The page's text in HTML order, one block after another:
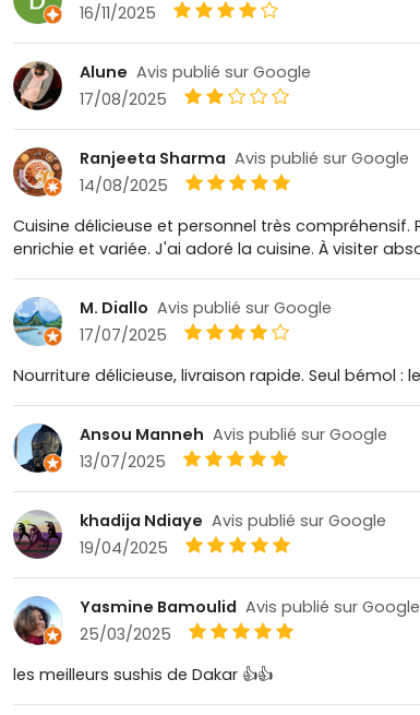
16/11/2025
Alune Avis publié sur Google
17/08/2025
Ranjeeta Sharma Avis publié sur Google
14/08/2025
Cuisine délicieuse et personnel très
enrichie et variée. J'ai adoré la cuisine. À visiter
M. Diallo Avis publié sur Google
17/07/2025
Nourriture délicieuse, livraison rapide. Seul bémol
Ansou Manneh Avis publié sur Google
13/07/2025
khadija Ndiaye Avis publié sur Google
19/04/2025
Yasmine Bamoulid Avis publié sur Google
25/03/2025
les meilleurs sushis de Dakar 👍👍